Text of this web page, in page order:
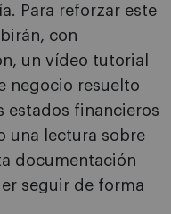
Para reforzar este
con
un vídeo tutorial
negocio resuelto
estados financieros
una lectura sobre
documentación
seguir de forma